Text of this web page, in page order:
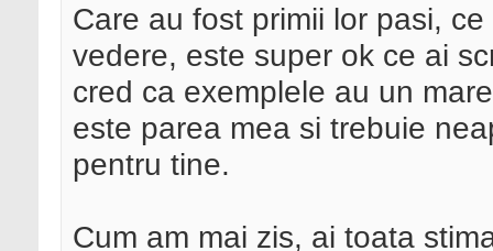
Care au fost primii lor pasi,
vedere, este super ok ce ai
cred ca exemplele au un
este parea mea si trebuie
pentru tine.
Cum am mai zis, ai toata